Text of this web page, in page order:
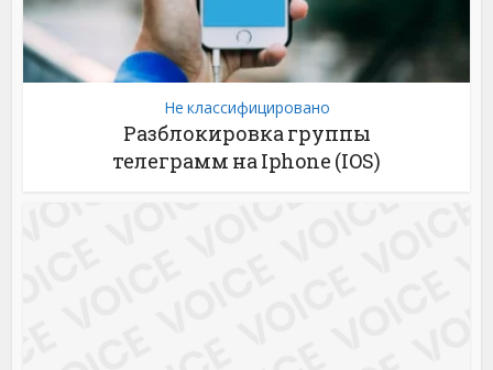
Не классифицировано
Разблокировка группы
телеграмм на Iphone (IOS)